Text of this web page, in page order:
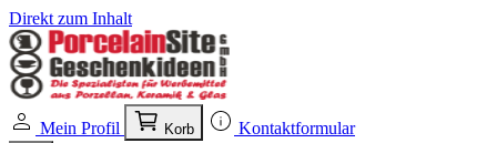
Direkt zum Inhalt
Mein Profil Korb Kontaktformular